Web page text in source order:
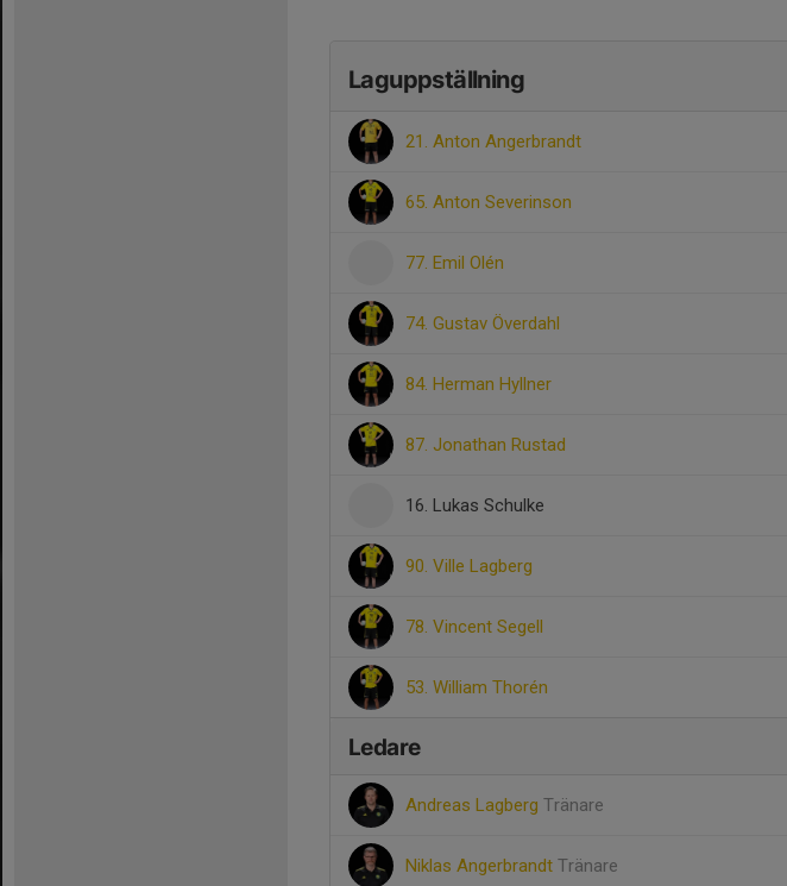
Laguppställning
21. Anton Angerbrandt
65. Anton Severinson
77. Emil Olén
74. Gustav Överdahl
84. Herman Hyllner
87. Jonathan Rustad
16. Lukas Schulke
90. Ville Lagberg
78. Vincent Segell
53. William Thorén
Ledare
Andreas Lagberg Tränare
Niklas Angerbrandt Tränare